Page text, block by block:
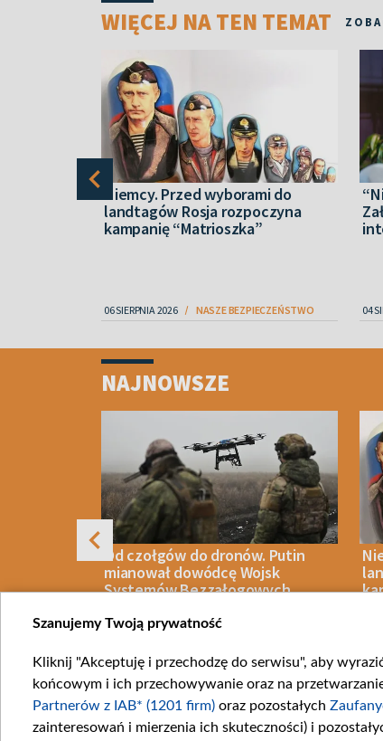
WIĘCEJ NA TEN TEMAT
Niemcy. Przed wyborami do
landtagów Rosja rozpoczyna
kampanię “Matrioszka”
06 SIERPNIA 2026 NASZE BEZPIECZEŃSTWO 04
NAJNOWSZE
Od czołgów do dronów. Putin
mianował dowódcę Wojsk
Systemów Bezzałogowych
06 SIERPNIA 2026 WOJNA 06
Item
1
Szanujemy Twoją prywatność
Kliknij "Akceptuję i przechodzę do serwisu", aby
końcowym i ich przechowywanie oraz na
Partnerów z IAB* (1201 firm) oraz pozostałych
zainteresowań i mierzenia ich skuteczności) i